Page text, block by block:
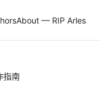
About — RIP Arles
指南